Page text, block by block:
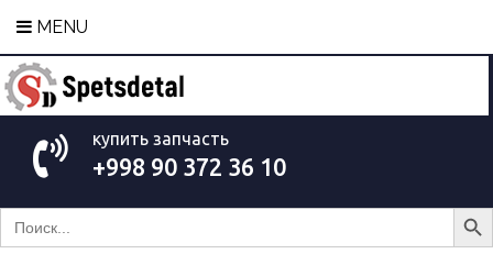
MENU
купить запчасть
+998 90 372 36 10
Search
for:
Search